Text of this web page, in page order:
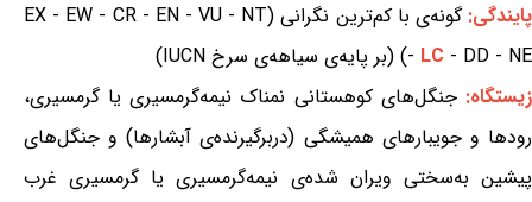
پایندگی:
گونه‌ی با کم‌ترین نگرانی (EX - EW - CR - EN - VU - NT
- LC - DD - NE) (بر پایه‌ی سیاهه‌ی سرخ IUCN)
زیستگاه:جنگل‌های کوهستانی نمناک نیمه‌گرمسیری یا گرمسیری،
رودها و جویبارهای همیشگی (دربرگیرنده‌ی آبشارها) و جنگل‌های
پیشین به‌سختی ویران شده‌ی نیمه‌گرمسیری یا گرمسیری غرب